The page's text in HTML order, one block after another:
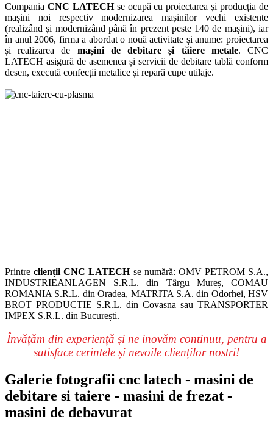
Compania CNC LATECHse ocupă cu proiectarea și producția de
mașini noi respectiv modernizarea mașinilor vechi existente
(realizând și modernizând până în prezent peste 140 de mașini), iar
în anul 2006, firma a abordat o nouă activitate și anume: proiectarea
și realizarea de mașini de debitare și tăiere metale. CNC
LATECH asigură de asemenea și servicii de debitare tablă conform
desen, execută confecții metalice și repară cupe utilaje.
Printreclienții CNC LATECHse numără: OMV PETROM S.A.,
INDUSTRIEANLAGEN S.R.L. din Târgu Mureș, COMAU
ROMANIA S.R.L. din Oradea, MATRITA S.A. din Odorhei, HSV
BROT PRODUCTIE S.R.L. din Covasna sau TRANSPORTER
IMPEX S.R.L. din București.
Învățăm din experiență și ne inovăm continuu, pentru a
satisface cerintele și nevoile clienților nostri!
Galerie fotografii cnc latech - masini de
debitare si taiere - masini de frezat -
masini de debavurat